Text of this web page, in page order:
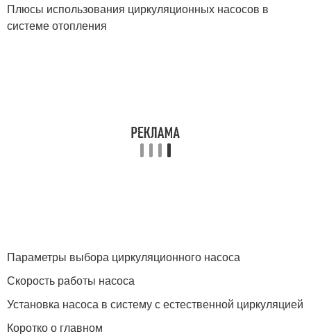
Плюсы использования циркуляционных насосов в
системе отопления
Параметры выбора циркуляционного насоса
Скорость работы насоса
Установка насоса в систему с естественной циркуляцией
Коротко о главном